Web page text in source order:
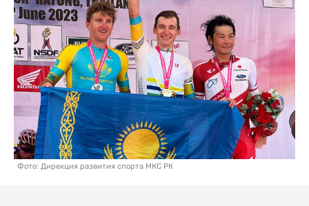
Фото: Дирекция развития спорта МКС РК